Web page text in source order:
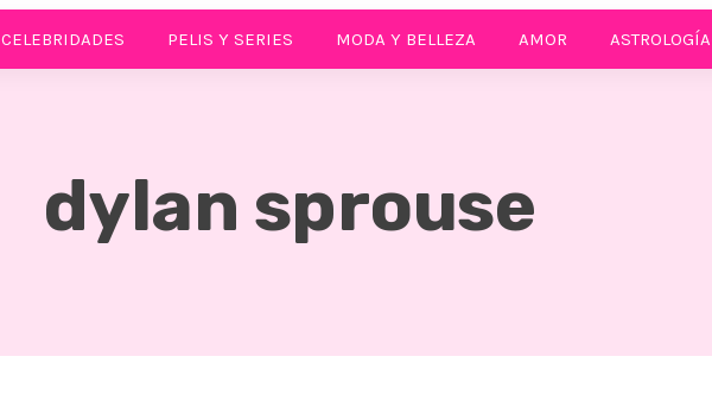
CELEBRIDADES PELIS Y SERIES MODA Y BELLEZA AMOR ASTROLOGÍA
dylan sprouse